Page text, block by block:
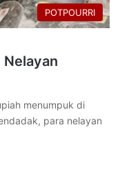
POTPOURRI
Nelayan
menumpuk di
para nelayan